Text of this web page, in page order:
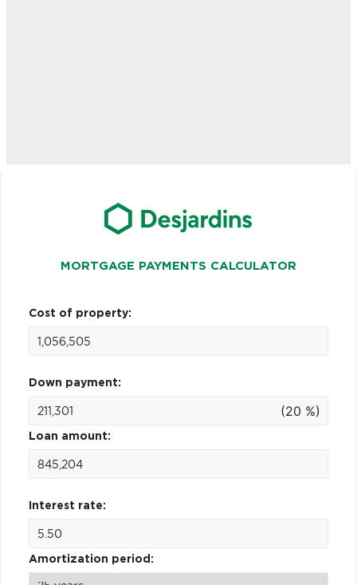
MORTGAGE PAYMENTS CALCULATOR
Cost of property:
Down payment:
(20 %)
Loan amount:
Interest rate:
Amortization period: